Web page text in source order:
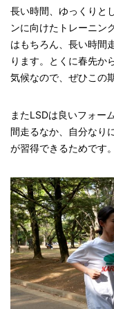
長い時間、ゆっくりと
ンに向けたトレーニン
はもちろん、長い時間
ります。とくに春先か
気候なので、ぜひこの
またLSDは良いフォー
間走るなか、自分なり
が習得できるためです。